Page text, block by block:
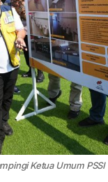
Ketua Umum PSSI